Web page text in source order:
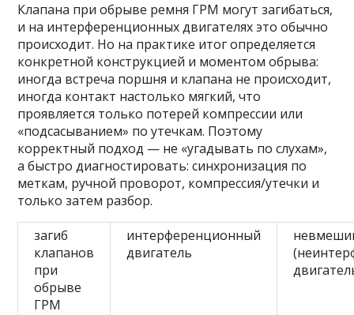
Клапана при обрыве ремня ГРМ могут загибаться,
и на интерференционных двигателях это обычно
происходит. Но на практике итог определяется
конкретной конструкцией и моментом обрыва:
иногда встреча поршня и клапана не происходит,
иногда контакт настолько мягкий, что
проявляется только потерей компрессии или
«подсасыванием» по утечкам. Поэтому
корректный подход — не «угадывать по слухам»,
а быстро диагностировать: синхронизация по
меткам, ручной проворот, компрессия/утечки и
только затем разбор.
загиб
клапанов
при
обрыве
ГРМ
интерференционный
двигатель